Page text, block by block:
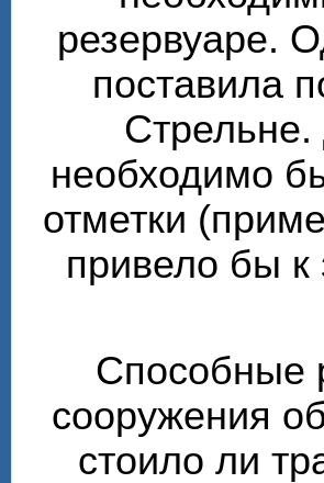
резервуаре.
поставила
необходимо
отметки
привело бы к
Способные
сооружения
стоило ли